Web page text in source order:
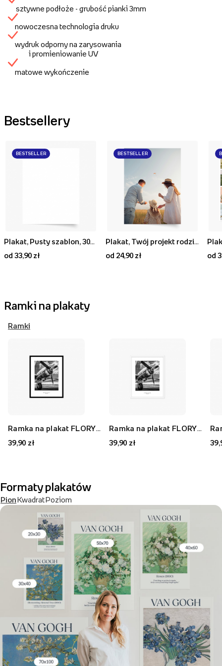
sztywne podłoże - grubość pianki 3mm
nowoczesna technologia druku
wydruk odporny na zarysowania
i promieniowanie UV
matowe wykończenie
Bestsellery
BESTSELLER
od 33,90 zł
BESTSELLER
od 24,90 zł
od
Ramki na plakaty
Ramki
39,90 zł
39,90 zł
Formaty plakatów
PionKwadratPoziom